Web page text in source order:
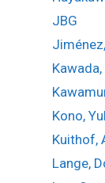
JBG
Kono,
Kuithof,
Lange,